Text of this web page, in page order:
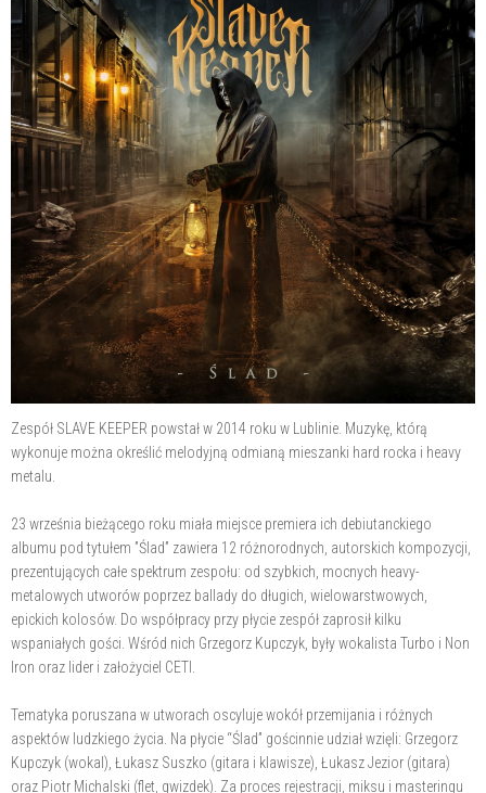
Zespół SLAVE KEEPER powstał w 2014 roku w Lublinie. Muzykę, którą
wykonuje można określić melodyjną odmianą mieszanki hard rocka i heavy
metalu.
23 września bieżącego roku miała miejsce premiera ich debiutanckiego
albumu pod tytułem ”Ślad” zawiera 12 różnorodnych, autorskich kompozycji,
prezentujących całe spektrum zespołu: od szybkich, mocnych heavy-
metalowych utworów poprzez ballady do długich, wielowarstwowych,
epickich kolosów. Do współpracy przy płycie zespół zaprosił kilku
wspaniałych gości. Wśród nich Grzegorz Kupczyk, były wokalista Turbo i Non
Iron oraz lider i założyciel CETI.
Tematyka poruszana w utworach oscyluje wokół przemijania i różnych
aspektów ludzkiego życia. Na płycie “Ślad” gościnnie udział wzięli: Grzegorz
Kupczyk (wokal), Łukasz Suszko (gitara i klawisze), Łukasz Jezior (gitara)
oraz Piotr Michalski (flet, gwizdek). Za proces rejestracji, miksu i masteringu